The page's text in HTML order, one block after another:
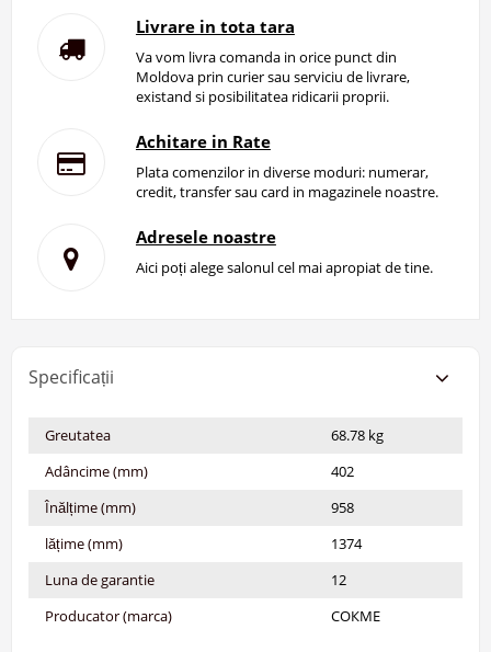
Livrare in tota tara
Va vom livra comanda in orice punct din
Moldova prin curier sau serviciu de livrare,
existand si posibilitatea ridicarii proprii.
Achitare in Rate
Plata comenzilor in diverse moduri: numerar,
credit, transfer sau card in magazinele noastre.
Adresele noastre
Aici poți alege salonul cel mai apropiat de tine.
Specificații
Greutatea
68.78 kg
Adâncime (mm)
402
Înălțime (mm)
958
lățime (mm)
1374
Luna de garantie
12
Producator (marca)
СОКМЕ